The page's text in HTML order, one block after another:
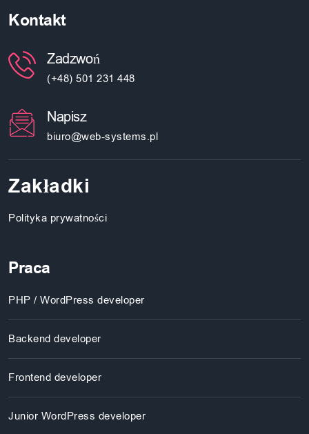
Kontakt
Zadzwoń
(+48) 501 231 448
Napisz
biuro@web-systems.pl
Zakładki
Polityka prywatności
Praca
PHP / WordPress developer
Backend developer
Frontend developer
Junior WordPress developer